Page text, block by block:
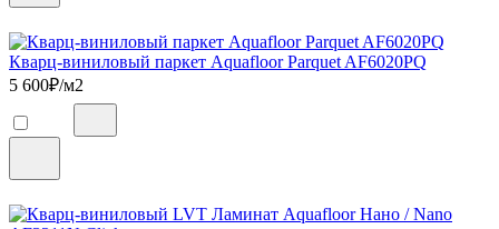
Кварц-виниловый паркет Aquafloor Parquet AF6020PQ
5 600₽/м2